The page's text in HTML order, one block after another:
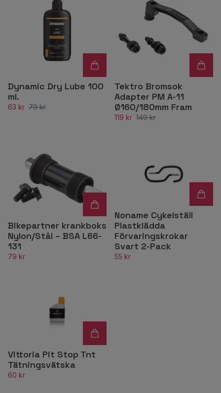
Dynamic Dry Lube 100
ml.
63 kr 79 kr
Tektro Bromsok
Adapter PM A-11
Ø160/180mm Fram
119 kr 149 kr
Bikepartner krankboks
Nylon/Stål – BSA L66-
131
79 kr
Noname Cykelställ
Plastklädda
Förvaringskrokar
Svart 2-Pack
55 kr
Vittoria Pit Stop Tnt
Tätningsvätska
60 kr